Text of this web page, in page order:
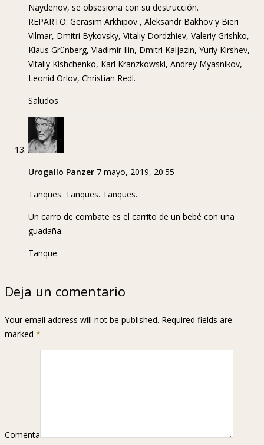
Naydenov, se obsesiona con su destrucción.
REPARTO: Gerasim Arkhipov , Aleksandr Bakhov y Bieri
Vilmar, Dmitri Bykovsky, Vitaliy Dordzhiev, Valeriy Grishko,
Klaus Grünberg, Vladimir Ilin, Dmitri Kaljazin, Yuriy Kirshev,
Vitaliy Kishchenko, Karl Kranzkowski, Andrey Myasnikov,
Leonid Orlov, Christian Redl.
Saludos
Urogallo Panzer 7 mayo, 2019, 20:55
Tanques. Tanques. Tanques.
Un carro de combate es el carrito de un bebé con una
guadaña.
Tanque.
Deja un comentario
Your email address will not be published. Required fields are
marked *
Comenta